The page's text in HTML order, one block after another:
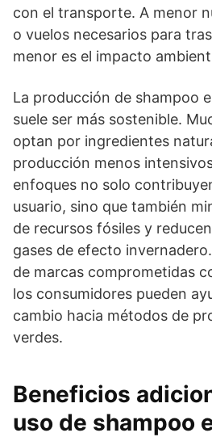
con el transporte. A menor
o vuelos necesarios para
menor es el impacto
La producción de shampoo
suele ser más sostenible.
optan por ingredientes
producción menos
enfoques no solo
usuario, sino que también
de recursos fósiles y
gases de efecto
de marcas comprometidas
los consumidores pueden
cambio hacia métodos de
verdes.
Beneficios
uso de shampoo